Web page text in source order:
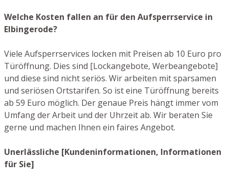
Welche Kosten fallen an für den Aufsperrservice in
Elbingerode?
Viele Aufsperrservices locken mit Preisen ab 10 Euro pro
Türöffnung. Dies sind [Lockangebote, Werbeangebote]
und diese sind nicht seriös. Wir arbeiten mit sparsamen
und seriösen Ortstarifen. So ist eine Türöffnung bereits
ab 59 Euro möglich. Der genaue Preis hängt immer vom
Umfang der Arbeit und der Uhrzeit ab. Wir beraten Sie
gerne und machen Ihnen ein faires Angebot.
Unerlässliche [Kundeninformationen, Informationen
für Sie]